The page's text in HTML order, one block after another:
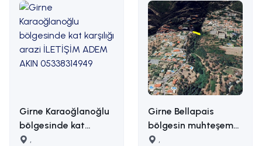
Girne Karaoğlanoğlu
bölgesinde kat
karşılığı arazi
,
Girne Bellapais
bölgesin muhteşem
manzaralı satılık arsa
,